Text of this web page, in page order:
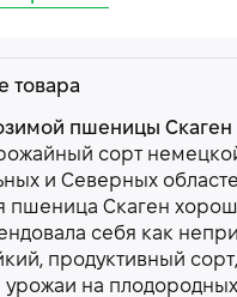
товара
пшеницы Скаген
сорт
и Северных
пшеница Скаген
себя как
продуктивный
на плодородных